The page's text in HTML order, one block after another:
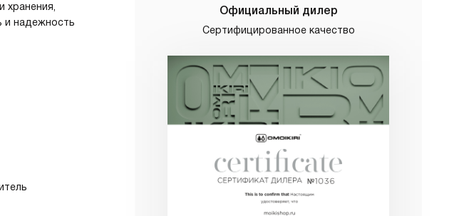
Официальный дилер
Сертифицированное качество
хранения,
и надежность